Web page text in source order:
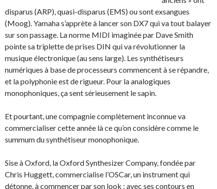
disparus (ARP), quasi-disparus (EMS) ou sont exsangues
(Moog). Yamaha s’apprète à lancer son DX7 qui va tout balayer
sur son passage. La norme MIDI imaginée par Dave Smith
pointe sa triplette de prises DIN qui va révolutionner la
musique électronique (au sens large). Les synthétiseurs
numériques à base de processeurs commencent à se répandre,
et la polyphonie est de rigueur. Pour la analogiques
monophoniques, ça sent sérieusement le sapin.
Et pourtant, une compagnie complètement inconnue va
commercialiser cette année là ce qu’on considère comme le
summum du synthétiseur monophonique.
Sise à Oxford, la Oxford Synthesizer Company, fondée par
Chris Huggett, commercialise l’OSCar, un instrument qui
détonne, à commencer par son look : avec ses contours en